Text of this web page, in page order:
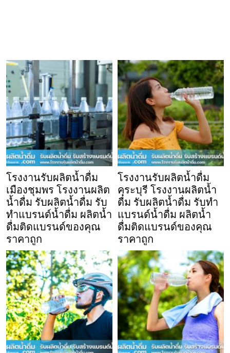
โรงงานรับผลิตน้ำดื่ม
เมืองชุมพร โรงงานผลิต
น้ำดื่ม รับผลิตน้ำดื่ม รับ
ทำแบรนด์น้ำดื่ม ผลิตน้ำ
ดื่มติดแบรนด์ของคุณ
ราคาถูก
โรงงานรับผลิตน้ำดื่ม
คุระบุรี โรงงานผลิตน้ำ
ดื่ม รับผลิตน้ำดื่ม รับทำ
แบรนด์น้ำดื่ม ผลิตน้ำ
ดื่มติดแบรนด์ของคุณ
ราคาถูก